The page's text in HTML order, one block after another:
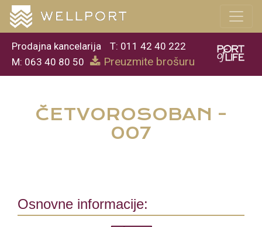
Prodajna kancelarija
T: 011 42 40 222
M: 063 40 80 50
Preuzmite brošuru
ČETVOROSOBAN -
007
Osnovne informacije: